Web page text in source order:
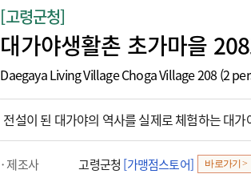
[고령군청]
대가야생활촌 초가마을
Daegaya Living Village Choga Village 208 (2
전설이 된 대가야의 역사를 실제로 체험하는 대가
제조사 고령군청 [가맹점스토어] 바로가기 >